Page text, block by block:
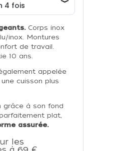
Corps inox
inox. Montures
de travail.
10 ans.
appelée
cuisson plus
grâce à son fond
plat,
assurée.
les